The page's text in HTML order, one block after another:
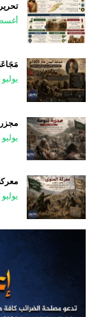
تحرير
أغسطس
مَجَاعَةُ 1905م.. عَام الجوع الأَكْبَر في
يوليو 28, 2026
يوليو 26, 2026
يوليو 20, 2026